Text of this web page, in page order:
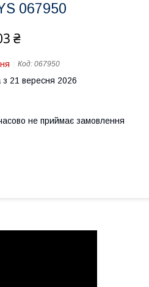
067950
₴
Код: 067950
з 21 вересня 2026
не приймає замовлення